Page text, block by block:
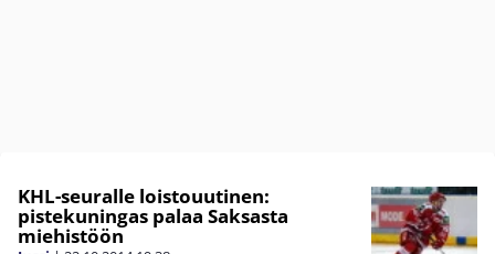
KHL-seuralle loistouutinen:
pistekuningas palaa Saksasta
miehistöön